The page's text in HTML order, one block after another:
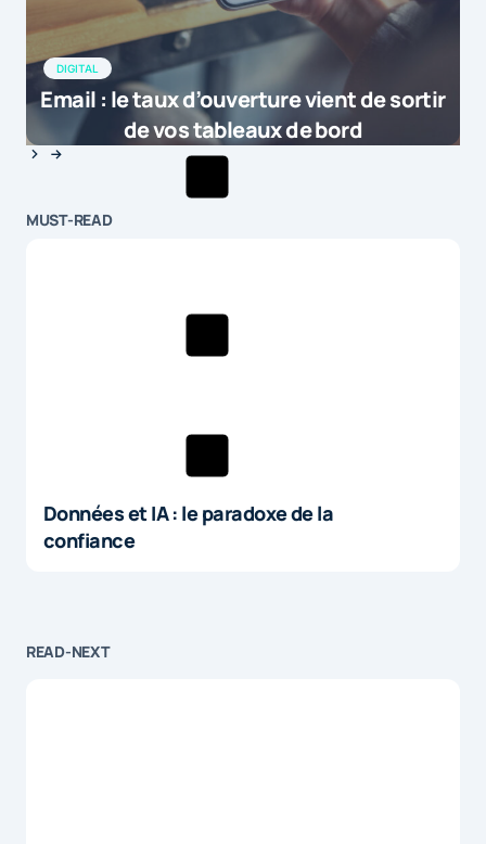
DIGITAL
Email : le taux d’ouverture vient de sortir
de vos tableaux de bord
MUST-READ
Données et IA : le paradoxe de la
confiance
READ-NEXT